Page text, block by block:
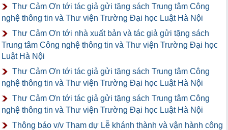
Thư Cảm Ơn tới tác giả gửi tặng sách Trung tâm Công
nghệ thông tin và Thư viện Trường Đại học Luật Hà Nội
Thư Cảm Ơn tới nhà xuất bản và tác giả gửi tặng sách
Trung tâm Công nghệ thông tin và Thư viện Trường Đại học
Luật Hà Nội
Thư Cảm Ơn tới tác giả gửi tặng sách Trung tâm Công
nghệ thông tin và Thư viện Trường Đại học Luật Hà Nội
Thư Cảm Ơn tới tác giả gửi tặng sách Trung tâm Công
nghệ thông tin và Thư viện Trường Đại học Luật Hà Nội
Thông báo v/v Tham dự Lễ khánh thành và vận hành công